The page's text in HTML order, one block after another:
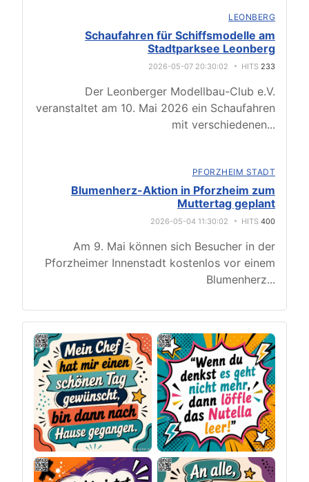
LEONBERG
Schaufahren für Schiffsmodelle am
Stadtparksee Leonberg
2026-05-07 20:30:02 HITS 233
Der Leonberger Modellbau-Club e.V.
veranstaltet am 10. Mai 2026 ein Schaufahren
mit verschiedenen...
PFORZHEIM STADT
Blumenherz-Aktion in Pforzheim zum
Muttertag geplant
2026-05-04 11:30:02 HITS 400
Am 9. Mai können sich Besucher in der
Pforzheimer Innenstadt kostenlos vor einem
Blumenherz...